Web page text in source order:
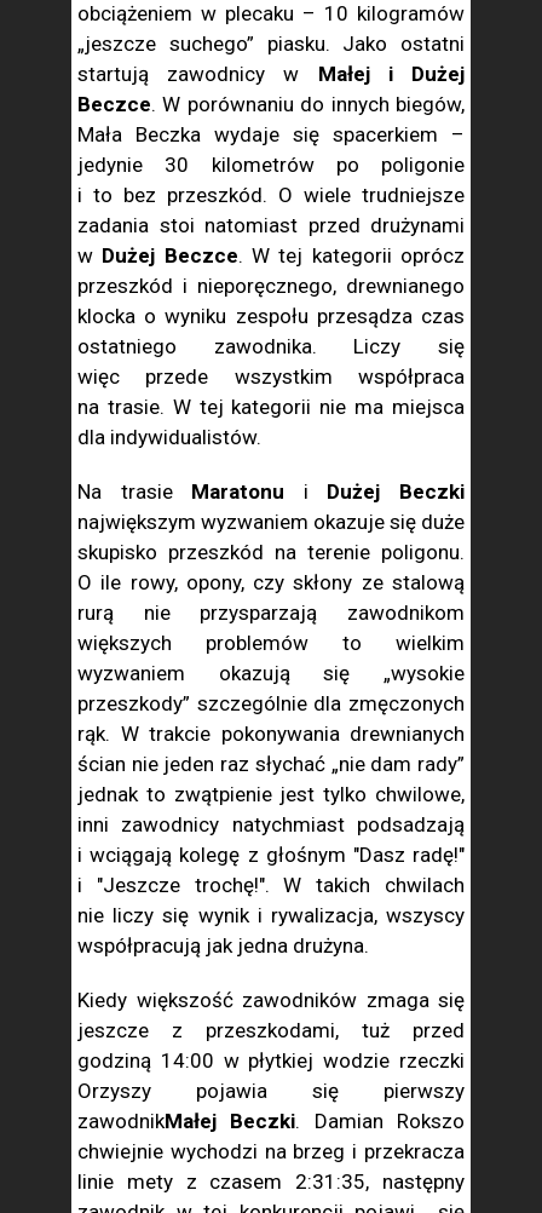
obciążeniem w plecaku – 10 kilogramów
„jeszcze suchego” piasku. Jako ostatni
startują zawodnicy w Małej i Dużej
Beczce. W porównaniu do innych biegów,
Mała Beczka wydaje się spacerkiem –
jedynie 30 kilometrów po poligonie
i to bez przeszkód. O wiele trudniejsze
zadania stoi natomiast przed drużynami
w Dużej Beczce. W tej kategorii oprócz
przeszkód i nieporęcznego, drewnianego
klocka o wyniku zespołu przesądza czas
ostatniego zawodnika. Liczy się
więc przede wszystkim współpraca
na trasie. W tej kategorii nie ma miejsca
dla indywidualistów.
Na trasie Maratonu i Dużej Beczki
największym wyzwaniem okazuje się duże
skupisko przeszkód na terenie poligonu.
O ile rowy, opony, czy skłony ze stalową
rurą nie przysparzają zawodnikom
większych problemów to wielkim
wyzwaniem okazują się „wysokie
przeszkody” szczególnie dla zmęczonych
rąk. W trakcie pokonywania drewnianych
ścian nie jeden raz słychać „nie dam rady”
jednak to zwątpienie jest tylko chwilowe,
inni zawodnicy natychmiast podsadzają
i wciągają kolegę z głośnym "Dasz radę!"
i "Jeszcze trochę!". W takich chwilach
nie liczy się wynik i rywalizacja, wszyscy
współpracują jak jedna drużyna.
Kiedy większość zawodników zmaga się
jeszcze z przeszkodami, tuż przed
godziną 14:00 w płytkiej wodzie rzeczki
Orzyszy pojawia się pierwszy
zawodnikMałej Beczki. Damian Rokszo
chwiejnie wychodzi na brzeg i przekracza
linie mety z czasem 2:31:35, następny